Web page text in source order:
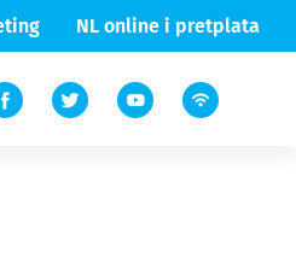
NL online i pretplata